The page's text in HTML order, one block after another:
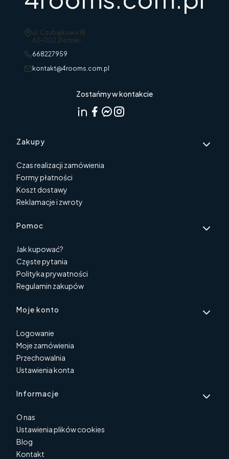
Adres:
ul. Czubajkowa 18
62-002 Złotniki
668227959
kontakt@4rooms.com.pl
Zostańmy w kontakcie
Linki w stopce
Zakupy
Czas realizacji zamówienia
Formy płatności
Koszt dostawy
Reklamacje i zwroty
Pomoc
Jak kupować?
Częste pytania
Polityka prywatności
Regulamin zakupów
Moje konto
Logowanie
Moje zamówienia
Przechowalnia
Ustawienia konta
Informacje
O nas
Ustawienia plików cookies
Blog
Kontakt